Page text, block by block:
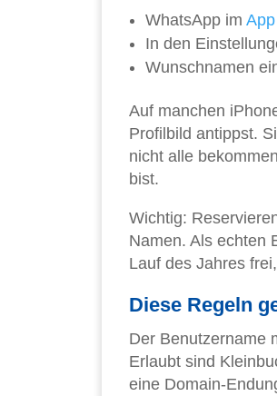
WhatsApp im App
In den
Wunschnamen
Auf manchen
Profilbild antippst.
nicht alle
bist.
Wichtig:
Namen. Als echten
Lauf des Jahres
Diese Regeln
Der Benutzername
Erlaubt sind
eine Domain-